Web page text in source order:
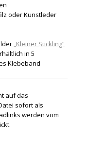
oder Kunstleder
„Kleiner Stickling“
in 5
Klebeband
auf das
sofort als
werden vom